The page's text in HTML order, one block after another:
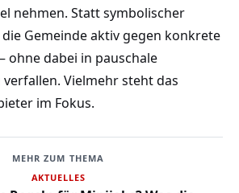
nehmen. Statt symbolischer
Gemeinde aktiv gegen konkrete
ohne dabei in pauschale
Vielmehr steht das
im Fokus.
MEHR ZUM THEMA
AKTUELLES